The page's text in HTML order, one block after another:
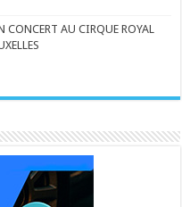
AU CIRQUE ROYAL